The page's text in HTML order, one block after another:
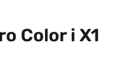
Color i X1